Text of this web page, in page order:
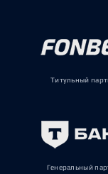
Титульный
Генеральный